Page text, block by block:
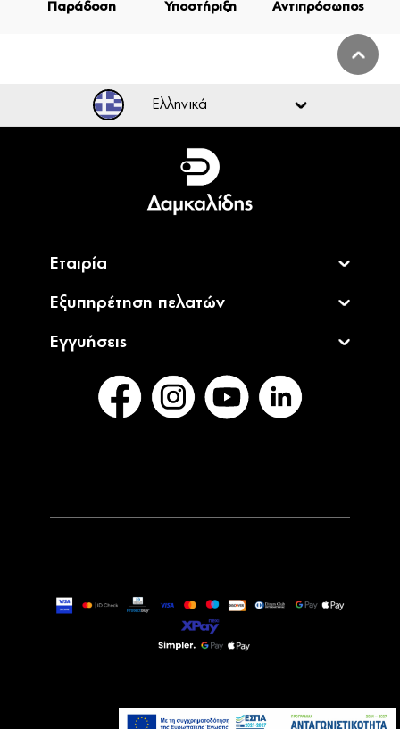
Παράδοση
Υποστήριξη
Αντιπρόσωπος
Ελληνικά
Ελληνικά
English
Εταιρία
Εξυπηρέτηση πελατών
Εγγυήσεις